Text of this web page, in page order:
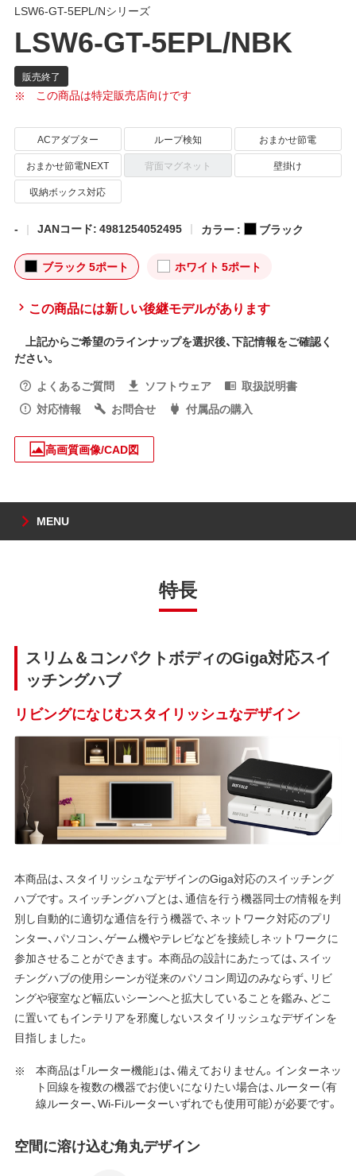
LSW6-GT-5EPL/Nシリーズ
LSW6-GT-5EPL/NBK
この商品は特定販売店向けです
ACアダプター ループ検知
おまかせ節電
おまかせ節電NEXT
背面マグネット
壁掛け
収納ボックス対応
- JANコード: 4981254052495 カラー : ブラック
ブラック 5ポート ホワイト 5ポート
この商品には新しい後継モデルがあります
上記からご希望のラインナップを選択後、下記情報をご確認く
ださい。
よくあるご質問
ソフトウェア
取扱説明書
対応情報
お問合せ 付属品の購入
高画質画像/CAD図
MENU
特長
スリム＆コンパクトボディのGiga対応スイ
ッチングハブ
リビングになじむスタイリッシュなデザイン
本商品は、スタイリッシュなデザインのGiga対応のスイッチング
ハブです。スイッチングハブとは、通信を行う機器同士の情報を判
別し自動的に適切な通信を行う機器で、ネットワーク対応のプリ
ンター、パソコン、ゲーム機やテレビなどを接続しネットワークに
参加させることができます。 本商品の設計にあたっては、スイッ
チングハブの使用シーンが従来のパソコン周辺のみならず、リビ
ングや寝室など幅広いシーンへと拡大していることを鑑み、どこ
に置いてもインテリアを邪魔しないスタイリッシュなデザインを
目指しました。
本商品は「ルーター機能」は、備えておりません。インターネッ
ト回線を複数の機器でお使いになりたい場合は、ルーター（有
線ルーター、Wi-Fiルーターいずれでも使用可能）が必要です。
空間に溶け込む角丸デザイン